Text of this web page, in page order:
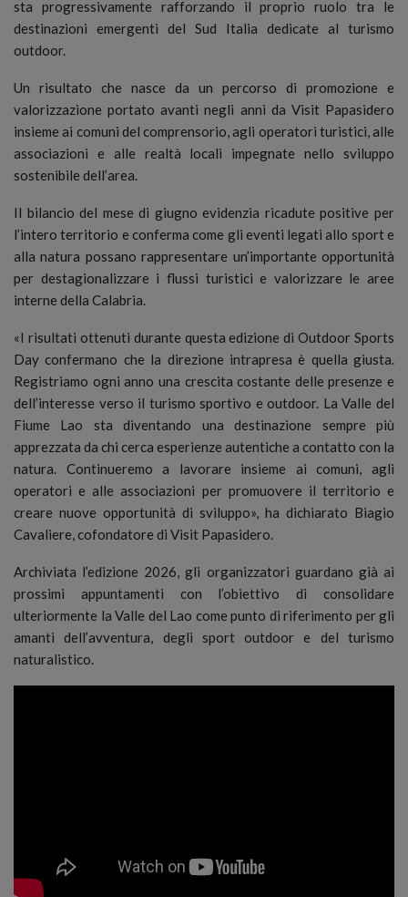
sta progressivamente rafforzando il proprio ruolo tra le
destinazioni emergenti del Sud Italia dedicate al turismo
outdoor.
Un risultato che nasce da un percorso di promozione e
valorizzazione portato avanti negli anni da Visit Papasidero
insieme ai comuni del comprensorio, agli operatori turistici, alle
associazioni e alle realtà locali impegnate nello sviluppo
sostenibile dell’area.
Il bilancio del mese di giugno evidenzia ricadute positive per
l’intero territorio e conferma come gli eventi legati allo sport e
alla natura possano rappresentare un’importante opportunità
per destagionalizzare i flussi turistici e valorizzare le aree
interne della Calabria.
«I risultati ottenuti durante questa edizione di Outdoor Sports
Day confermano che la direzione intrapresa è quella giusta.
Registriamo ogni anno una crescita costante delle presenze e
dell’interesse verso il turismo sportivo e outdoor. La Valle del
Fiume Lao sta diventando una destinazione sempre più
apprezzata da chi cerca esperienze autentiche a contatto con la
natura. Continueremo a lavorare insieme ai comuni, agli
operatori e alle associazioni per promuovere il territorio e
creare nuove opportunità di sviluppo», ha dichiarato Biagio
Cavaliere, cofondatore di Visit Papasidero.
Archiviata l’edizione 2026, gli organizzatori guardano già ai
prossimi appuntamenti con l’obiettivo di consolidare
ulteriormente la Valle del Lao come punto di riferimento per gli
amanti dell’avventura, degli sport outdoor e del turismo
naturalistico.